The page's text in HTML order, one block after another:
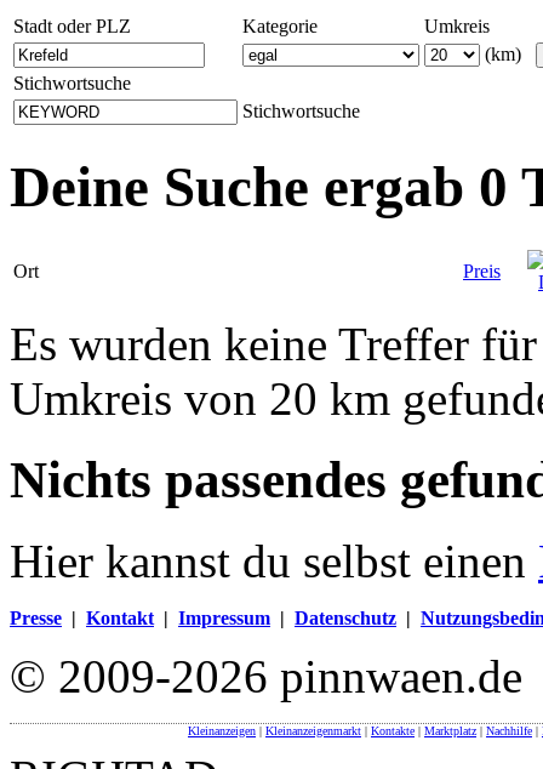
Stadt oder PLZ Kategorie
Umkreis
(km)
Stichwortsuche
Stichwortsuche
Deine Suche ergab 0
Ort Preis
Es wurden keine Treffer
Umkreis von 20 km
Nichts passendes
Hier kannst du selbst einen
Presse | Kontakt | Impressum | Datenschutz |
© 2009-2026 pinnwaen.de
Kleinanzeigen | Kleinanzeigenmarkt | Kontakte | Marktplatz | Nachhilfe |